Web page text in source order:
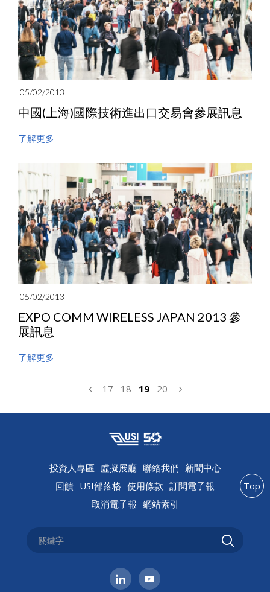
05/02/2013
中國(上海)國際技術進出口交易會參展訊息
了解更多
05/02/2013
EXPO COMM WIRELESS JAPAN 2013 參
展訊息
了解更多
17 18 19 20
投資人專區 虛擬展廳 聯絡我們 新聞中心
回饋 USI部落格 使用條款 訂閱電子報
取消電子報 網站索引
Top